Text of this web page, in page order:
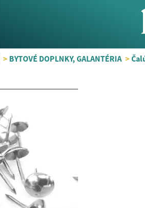
> BYTOVÉ DOPLNKY, GALANTÉRIA >